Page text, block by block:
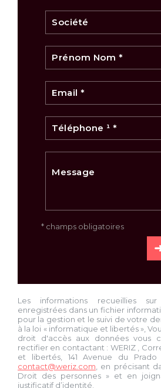
* champs obligatoires
Les informations recueillies
enregistrées dans un fichier
pour la gestion et le suivi de votre
à la loi « informatique et libertés »,
droit d'accès aux données vous
rectifier en contactant : WERIZ
,
et libertés, 141 Avenue du Prado
contact@weriz.com , en précisant
Droit des personnes » et en
justificatif d’identité.